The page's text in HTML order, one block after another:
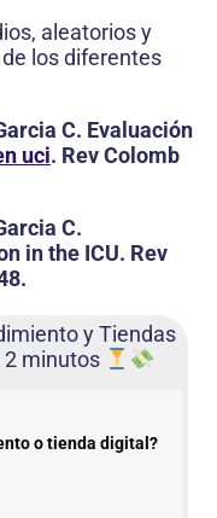
aleatorios y
los diferentes
C. Evaluación
uci. Rev Colomb
C.
in the ICU. Rev
y Tiendas
2 minutos
o tienda digital?